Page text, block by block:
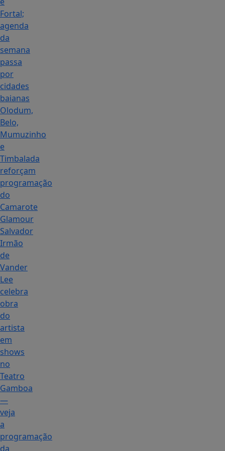
Fortal;
agenda
da
semana
passa
por
cidades
baianas
Olodum,
Belo,
Mumuzinho
e
Timbalada
reforçam
programação
do
Camarote
Glamour
Salvador
Irmão
de
Vander
Lee
celebra
obra
do
artista
em
shows
no
Teatro
Gamboa
—
veja
a
programação
da